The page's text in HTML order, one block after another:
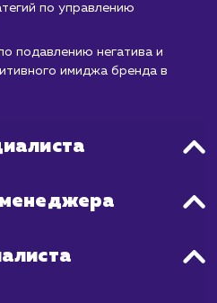
отзывов
процесс
а иногда и
Наша задача –
контент-